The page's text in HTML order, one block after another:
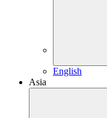
English
Asia